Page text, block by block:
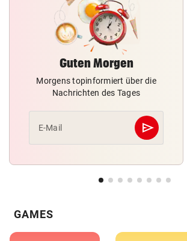
Guten Morgen
Morgens topinformiert über die
Nachrichten des Tages
E-Mail send
Abschicken
GAMES